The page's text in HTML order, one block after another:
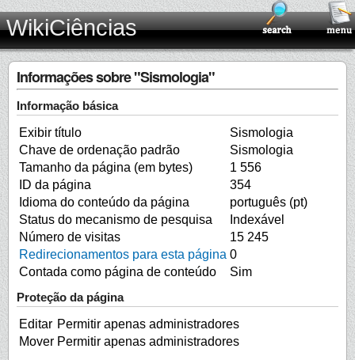
WikiCiências
Informações sobre "Sismologia"
Informação básica
Exibir título
Sismologia
Chave de ordenação padrão
Sismologia
Tamanho da página (em bytes)
1 556
ID da página
354
Idioma do conteúdo da página
português (pt)
Status do mecanismo de pesquisa
Indexável
Número de visitas
15 245
Redirecionamentos para esta página 0
Contada como página de conteúdo
Sim
Proteção da página
Editar Permitir apenas administradores
Mover Permitir apenas administradores